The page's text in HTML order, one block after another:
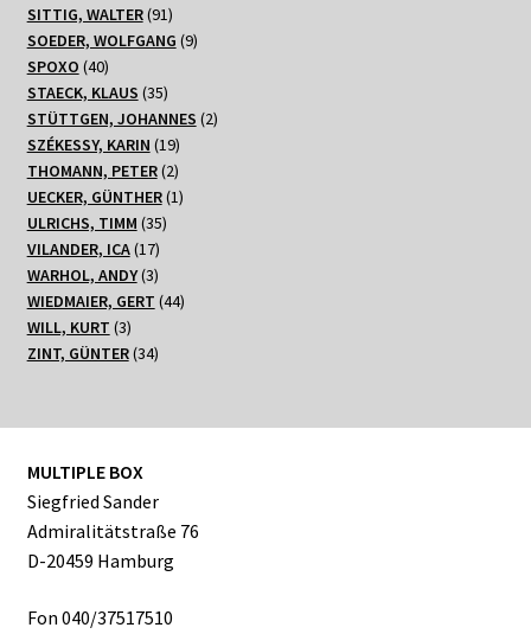
SITTIG, WALTER 9191
Produkte
SOEDER, WOLFGANG 99
SPOXO 4040
Produkte
STAECK, KLAUS 3535
Produkte
STÜTTGEN, JOHANNES 22
SZÉKESSY, KARIN 1919
Produkte
THOMANN, PETER 22
Produkte
UECKER, GÜNTHER 11
ULRICHS, TIMM 3535
VILANDER, ICA 1717
Produkte
WARHOL, ANDY 33
Produkte
WIEDMAIER, GERT 4444
WILL, KURT 33
Produkte
ZINT, GÜNTER 3434
MULTIPLE BOX
Siegfried Sander
Admiralitätstraße 76
D-20459 Hamburg
Fon 040/37517510